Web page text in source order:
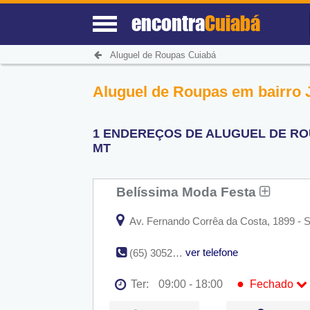
encontraCuiabá
Aluguel de Roupas Cuiabá
Aluguel de Roupas em bairro
1 ENDEREÇOS DE ALUGUEL DE
MT
Belíssima Moda Festa
Av. Fernando Corrêa da Costa, 1899 -
(65) 3052-8181 ver telefone
Ter: 09:00 - 18:00 ● Fechado